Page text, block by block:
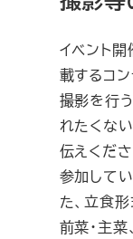
イベント
載するコ
撮影を行
れたくな
伝えくだ
参加して
た、立食
前菜・主菜